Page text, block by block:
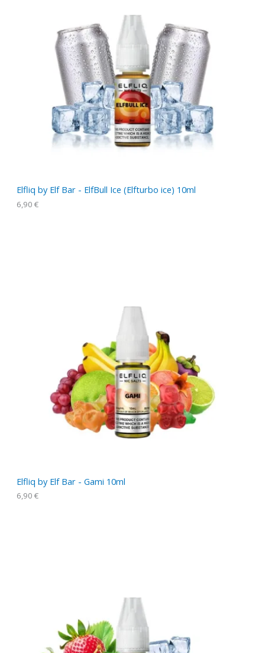
Elfliq by Elf Bar - ElfBull Ice (Elfturbo ice) 10ml
6,90 €
Elfliq by Elf Bar - Gami 10ml
6,90 €